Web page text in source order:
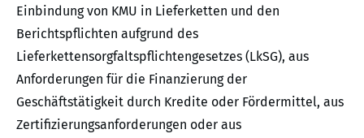
Einbindung von KMU in Lieferketten und den
Berichtspflichten aufgrund des
Lieferkettensorgfaltspflichtengesetzes (LkSG), aus
Anforderungen für die Finanzierung der
Geschäftstätigkeit durch Kredite oder Fördermittel, aus
Zertifizierungsanforderungen oder aus